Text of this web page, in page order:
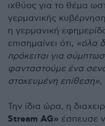
ιχθύος για το θέμα
γερμανικής
η γερμανική
επισημαίνει ότι, «όλα
πρόκειται για
φανταστούμε ένα
στοχευμένη επίθεση»,
Την ίδια ώρα, η
Stream AG» έσπευσε